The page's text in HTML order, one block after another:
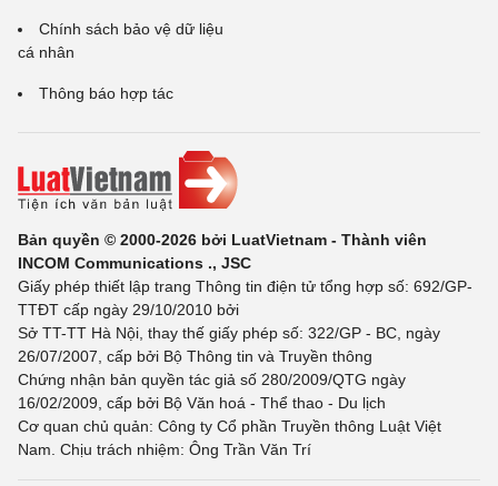
Chính sách bảo vệ dữ liệu
cá nhân
Thông báo hợp tác
Bản quyền © 2000-2026 bởi LuatVietnam - Thành viên
INCOM Communications ., JSC
Giấy phép thiết lập trang Thông tin điện tử tổng hợp số: 692/GP-
TTĐT cấp ngày 29/10/2010 bởi
Sở TT-TT Hà Nội, thay thế giấy phép số: 322/GP - BC, ngày
26/07/2007, cấp bởi Bộ Thông tin và Truyền thông
Chứng nhận bản quyền tác giả số 280/2009/QTG ngày
16/02/2009, cấp bởi Bộ Văn hoá - Thể thao - Du lịch
Cơ quan chủ quản: Công ty Cổ phần Truyền thông Luật Việt
Nam. Chịu trách nhiệm: Ông Trần Văn Trí